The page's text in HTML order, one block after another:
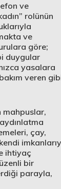
ve
rolünün
ve
göre;
duygular
yasalara
veren
mahpuslar,
çay,
ihtiyaç
bir
parayla,